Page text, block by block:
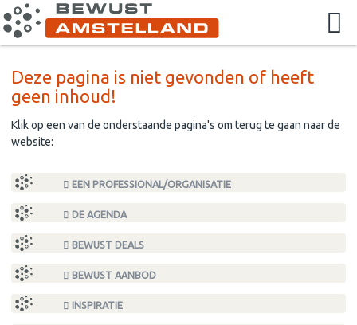
Deze pagina is niet gevonden of heeft
geen inhoud!
Klik op een van de onderstaande pagina's om terug te gaan naar de
website:
EEN PROFESSIONAL/ORGANISATIE
DE AGENDA
BEWUST DEALS
BEWUST AANBOD
INSPIRATIE